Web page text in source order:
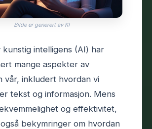
Bilde er generert av KI
kunstig intelligens (AI) har
mange aspekter av
vår, inkludert hvordan vi
tekst og informasjon. Mens
og effektivitet,
bekymringer om hvordan